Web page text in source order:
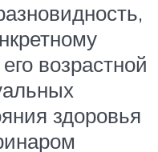
возрастной
здоровья